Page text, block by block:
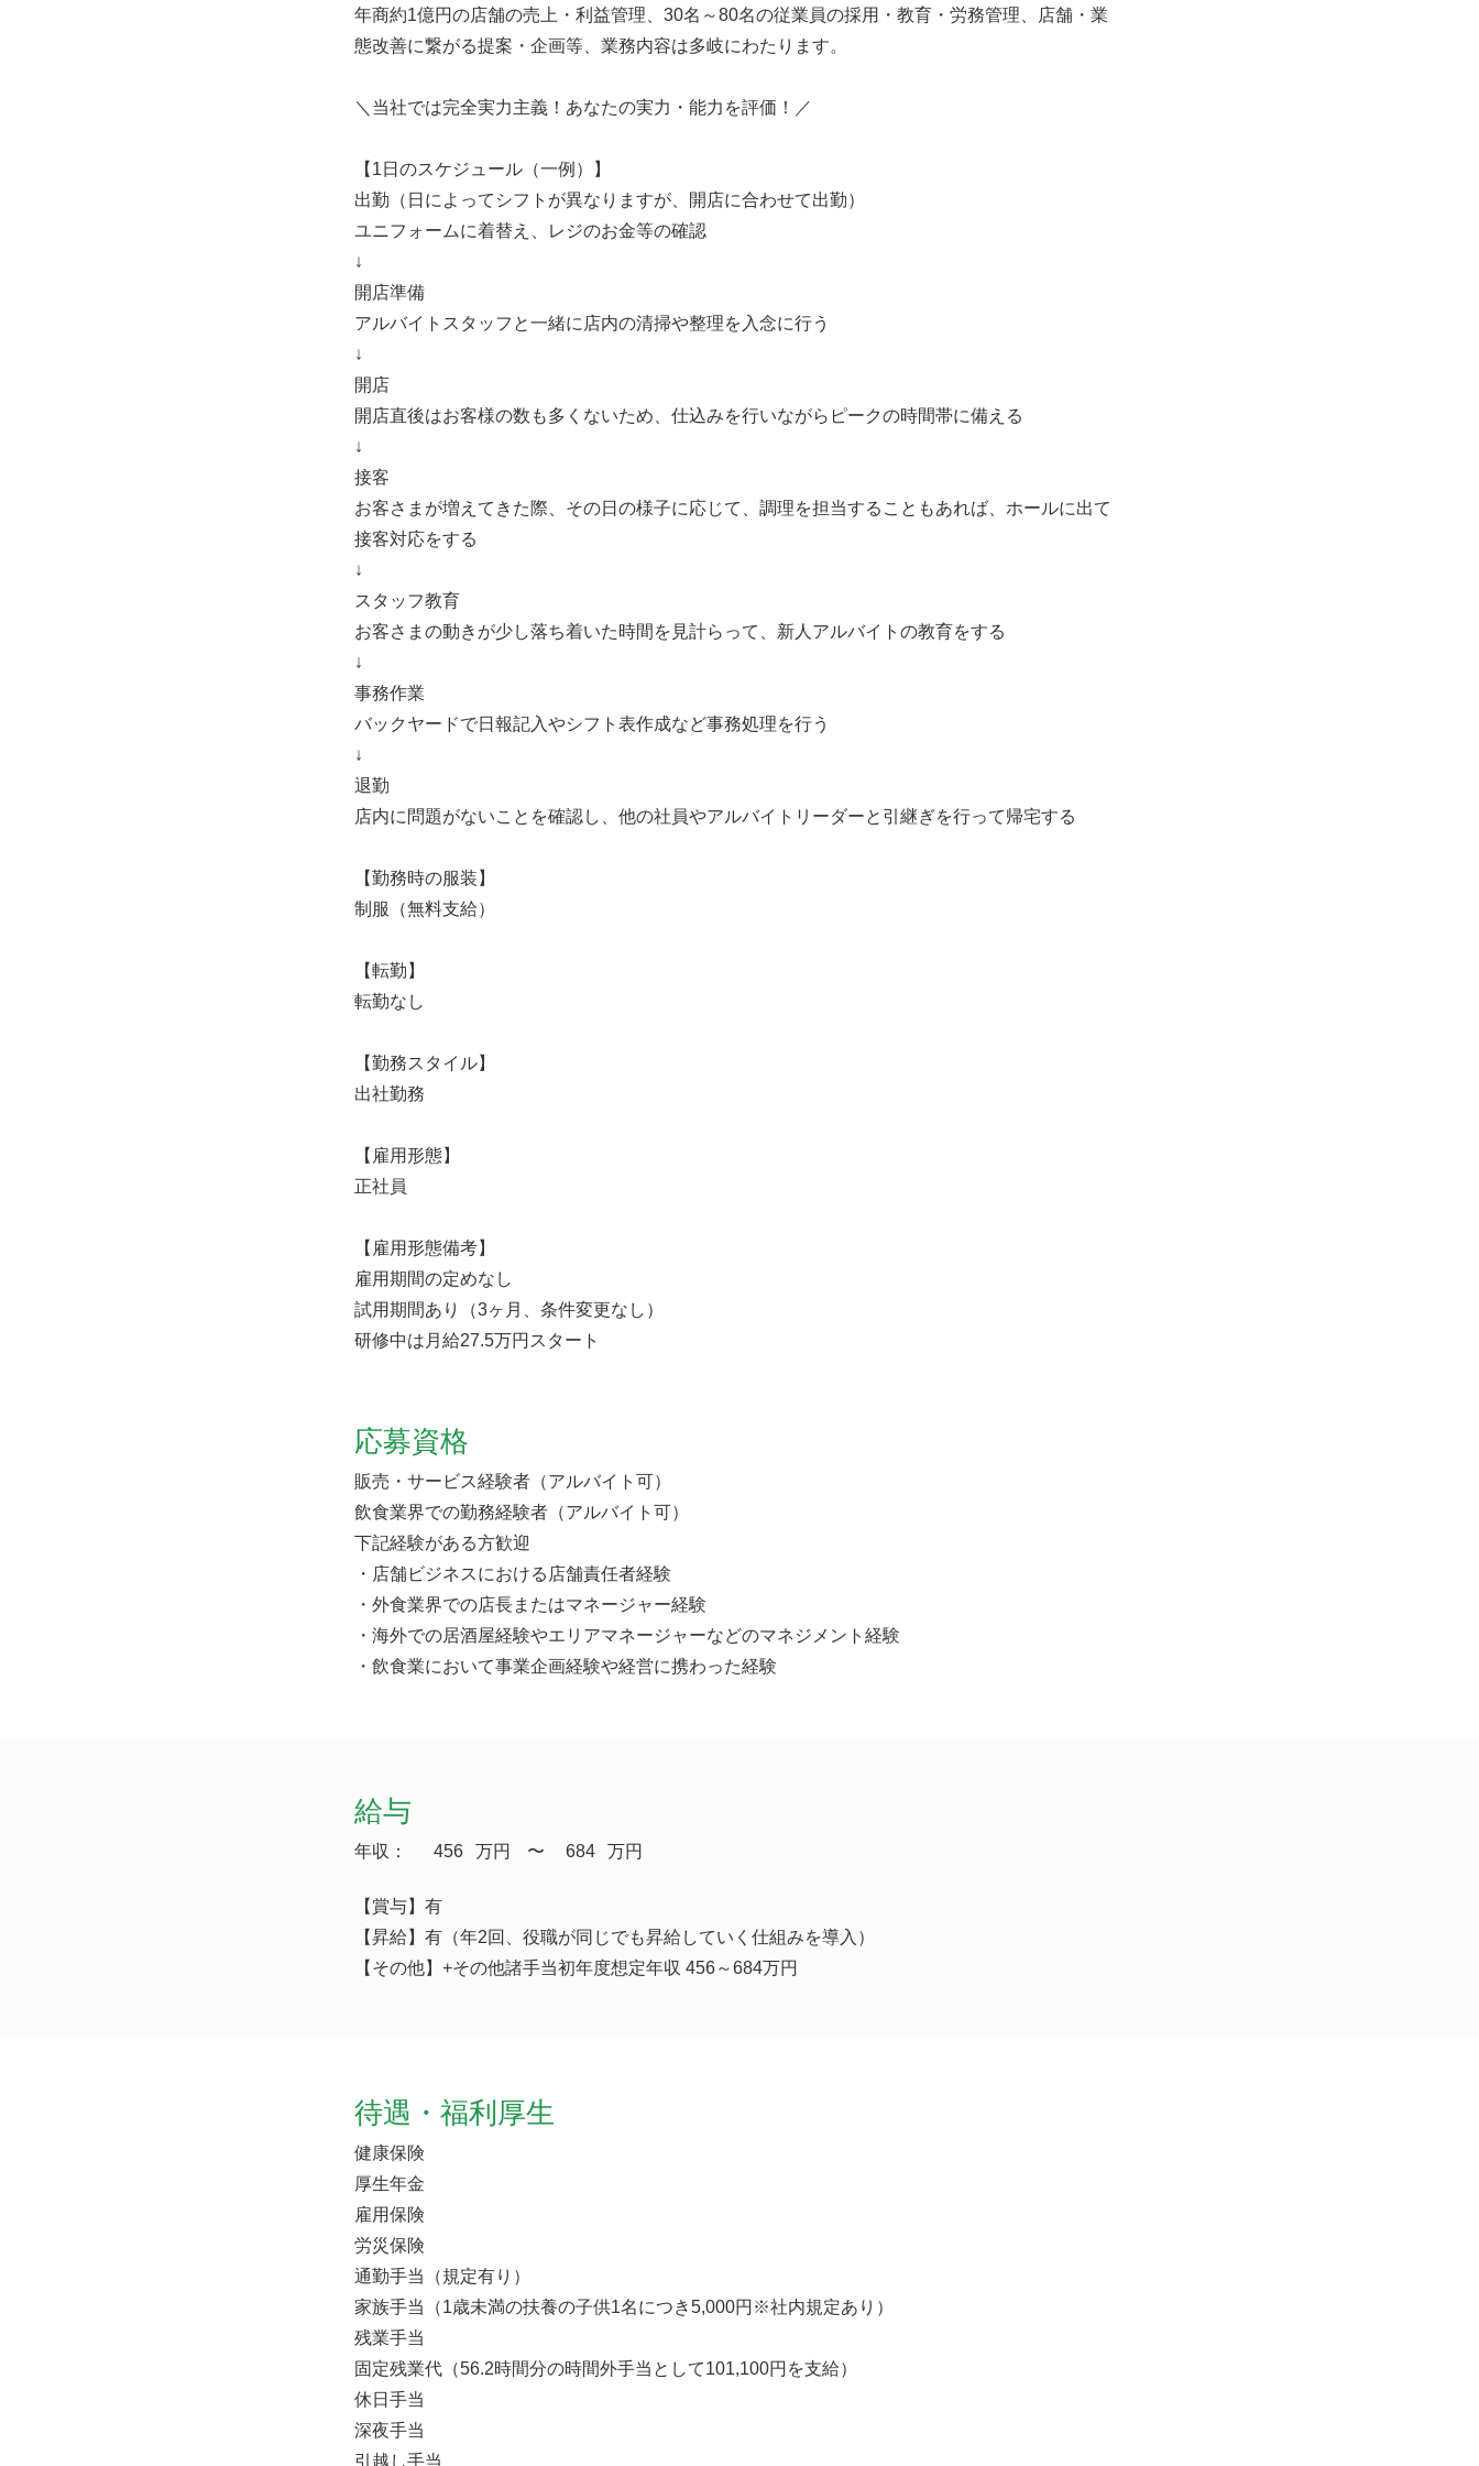
年商約1億円の店舗の売上・利益管理、30名～80名の従業員の採用・教育・労務管理、店舗・業
態改善に繋がる提案・企画等、業務内容は多岐にわたります。
＼当社では完全実力主義！あなたの実力・能力を評価！／
【1日のスケジュール（一例）】
出勤（日によってシフトが異なりますが、開店に合わせて出勤）
ユニフォームに着替え、レジのお金等の確認
↓
開店準備
アルバイトスタッフと一緒に店内の清掃や整理を入念に行う
↓
開店
開店直後はお客様の数も多くないため、仕込みを行いながらピークの時間帯に備える
↓
接客
お客さまが増えてきた際、その日の様子に応じて、調理を担当することもあれば、ホールに出て
接客対応をする
↓
スタッフ教育
お客さまの動きが少し落ち着いた時間を見計らって、新人アルバイトの教育をする
↓
事務作業
バックヤードで日報記入やシフト表作成など事務処理を行う
↓
退勤
店内に問題がないことを確認し、他の社員やアルバイトリーダーと引継ぎを行って帰宅する
【勤務時の服装】
制服（無料支給）
【転勤】
転勤なし
【勤務スタイル】
出社勤務
【雇用形態】
正社員
【雇用形態備考】
雇用期間の定めなし
試用期間あり（3ヶ月、条件変更なし）
研修中は月給27.5万円スタート
応募資格
販売・サービス経験者（アルバイト可）
飲食業界での勤務経験者（アルバイト可）
下記経験がある方歓迎
・店舗ビジネスにおける店舗責任者経験
・外食業界での店長またはマネージャー経験
・海外での居酒屋経験やエリアマネージャーなどのマネジメント経験
・飲食業において事業企画経験や経営に携わった経験
給与
年収： 456 万円 ​〜 684 万円
【賞与】有
【昇給】有（年2回、役職が同じでも昇給していく仕組みを導入）
【その他】+その他諸手当初年度想定年収 456～684万円
待遇・福利厚生
健康保険
厚生年金
雇用保険
労災保険
通勤手当（規定有り）
家族手当（1歳未満の扶養の子供1名につき5,000円※社内規定あり）
残業手当
固定残業代（56.2時間分の時間外手当として101,100円を支給）
休日手当
深夜手当
引越し手当